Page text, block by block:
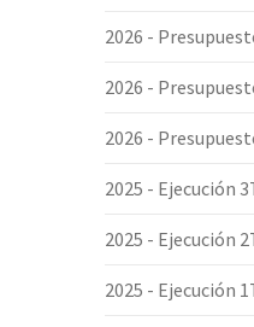
2026 -
2026 -
2026 -
2025 - Ejecución
2025 - Ejecución
2025 - Ejecución